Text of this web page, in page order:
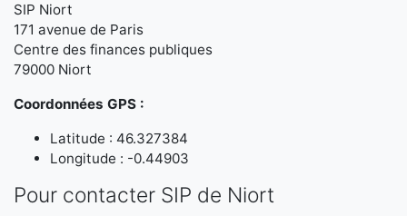
SIP Niort
171 avenue de Paris
Centre des finances publiques
79000 Niort
Coordonnées GPS :
Latitude : 46.327384
Longitude : -0.44903
Pour contacter SIP de Niort